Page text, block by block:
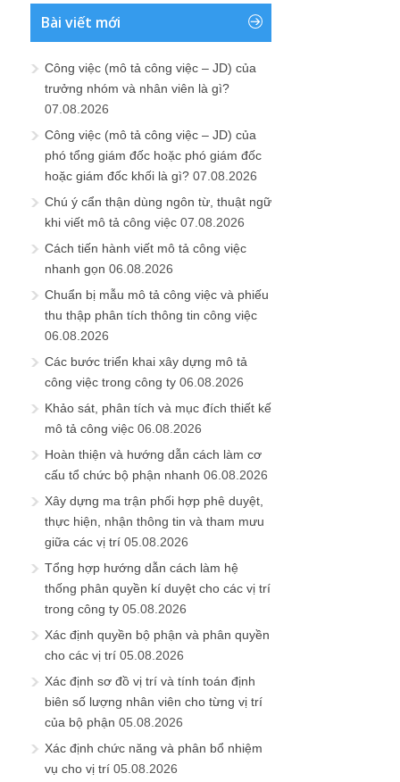
Bài viết mới
Công việc (mô tả công việc – JD) của
trưởng nhóm và nhân viên là gì?
07.08.2026
Công việc (mô tả công việc – JD) của
phó tổng giám đốc hoặc phó giám đốc
hoặc giám đốc khối là gì? 07.08.2026
Chú ý cẩn thận dùng ngôn từ, thuật ngữ
khi viết mô tả công việc 07.08.2026
Cách tiến hành viết mô tả công việc
nhanh gọn 06.08.2026
Chuẩn bị mẫu mô tả công việc và phiếu
thu thập phân tích thông tin công việc
06.08.2026
Các bước triển khai xây dựng mô tả
công việc trong công ty 06.08.2026
Khảo sát, phân tích và mục đích thiết kế
mô tả công việc 06.08.2026
Hoàn thiện và hướng dẫn cách làm cơ
cấu tổ chức bộ phận nhanh 06.08.2026
Xây dựng ma trận phối hợp phê duyệt,
thực hiện, nhận thông tin và tham mưu
giữa các vị trí 05.08.2026
Tổng hợp hướng dẫn cách làm hệ
thống phân quyền kí duyệt cho các vị trí
trong công ty 05.08.2026
Xác định quyền bộ phận và phân quyền
cho các vị trí 05.08.2026
Xác định sơ đồ vị trí và tính toán định
biên số lượng nhân viên cho từng vị trí
của bộ phận 05.08.2026
Xác định chức năng và phân bổ nhiệm
vụ cho vị trí 05.08.2026